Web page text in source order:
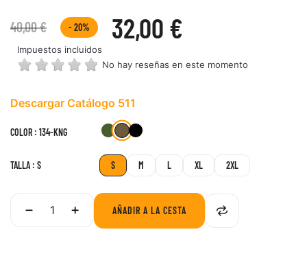
40,00 € 32,00 €
- 20%
Impuestos incluidos
No hay reseñas en este momento
Descargar Catálogo 511
COLOR : 134-KNG
186-
RGN
134-019-
TALLA : S
S M L XL 2XL
AÑADIR A LA CESTA